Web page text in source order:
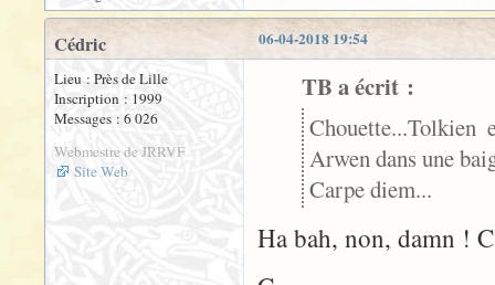
06-04-2018 19:54
Cédric
Lieu : Près de Lille
Inscription : 1999
Messages : 6 026
Webmestre de JRRVF
Site Web
TB a écrit :
Arwen dans une
Carpe diem...
Ha bah, non, damn !